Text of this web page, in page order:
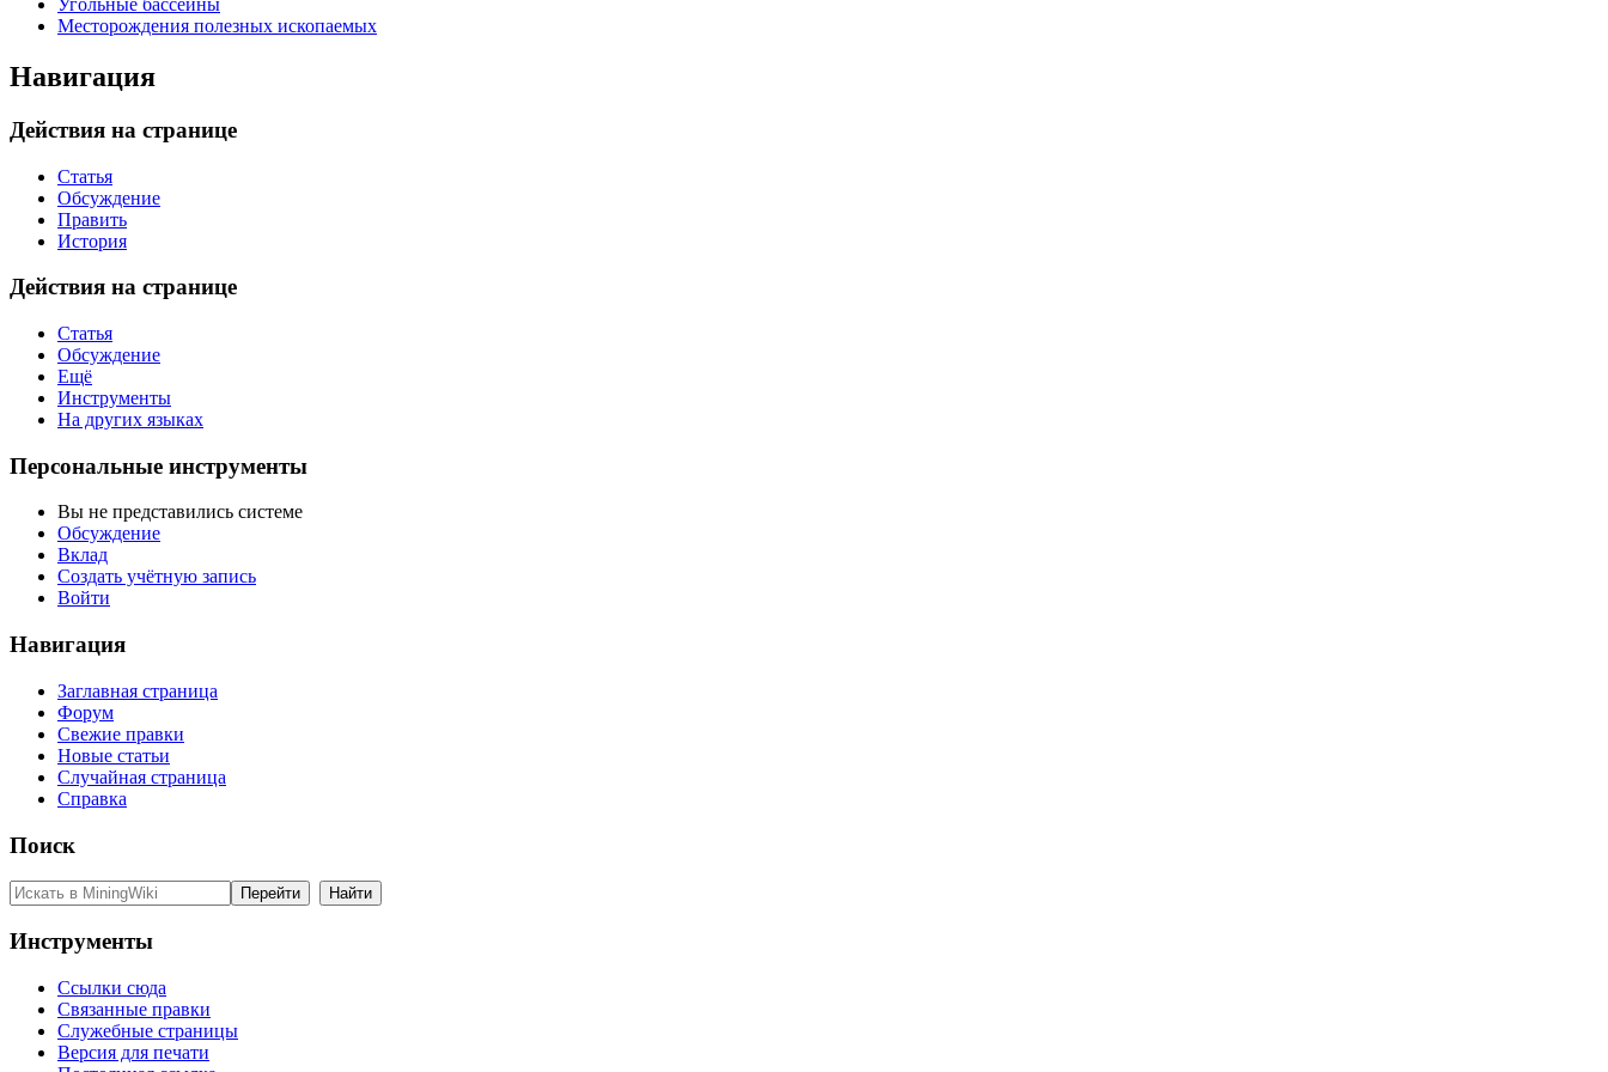
Угольные бассейны
Месторождения полезных ископаемых
Навигация
Действия на странице
Статья
Обсуждение
Править
История
Действия на странице
Статья
Обсуждение
Ещё
Инструменты
На других языках
Персональные инструменты
Вы не представились системе
Обсуждение
Вклад
Создать учётную запись
Войти
Навигация
Заглавная страница
Форум
Свежие правки
Новые статьи
Случайная страница
Справка
Поиск
Инструменты
Ссылки сюда
Связанные правки
Служебные страницы
Версия для печати